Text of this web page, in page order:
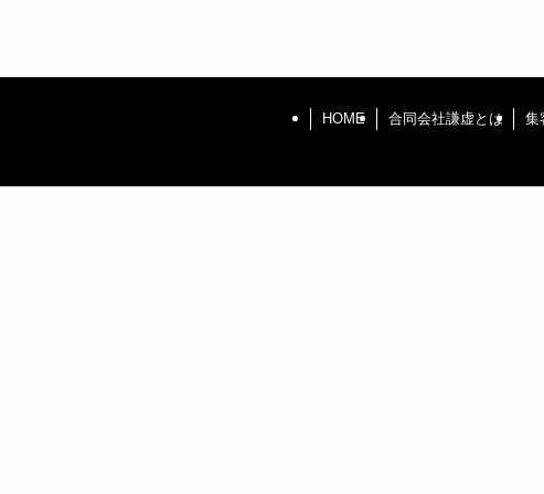
HOME 合同会社謙虚とは 集